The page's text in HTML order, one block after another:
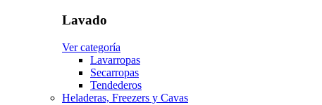
Lavado
Ver categoría
Lavarropas
Secarropas
Tendederos
Heladeras, Freezers y Cavas